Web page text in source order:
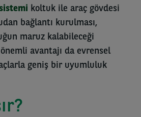
koltuk ile araç gövdesi
bağlantı kurulması,
maruz kalabileceği
avantajı da evrensel
geniş bir uyumluluk